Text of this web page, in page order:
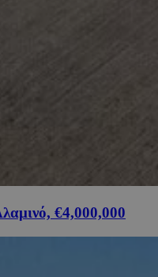
€4,000,000